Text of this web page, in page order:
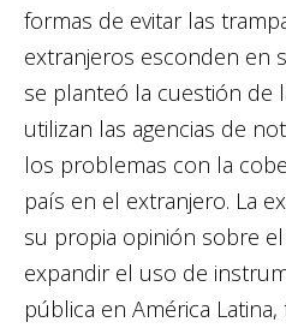
formas de evitar las
extranjeros esconden en
se planteó la cuestión de
utilizan las agencias de
los problemas con la
país en el extranjero. La
su propia opinión sobre
expandir el uso de
pública en América